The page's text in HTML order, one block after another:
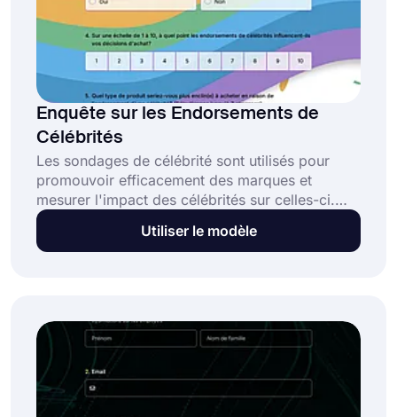
Enquête sur les Endorsements de
Célébrités
Les sondages de célébrité sont utilisés pour
promouvoir efficacement des marques et
mesurer l'impact des célébrités sur celles-ci.
Ces sondages mesurent les attitudes et
comportements des consommateurs pour
votre sondage pour collecter des informations!
Utiliser le modèle